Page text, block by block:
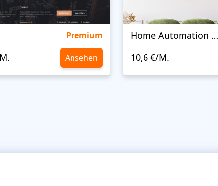
Premium
Ansehen
Home Automation Company
10,6 €/M.